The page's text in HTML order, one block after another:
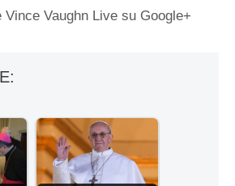
Vince Vaughn Live su Google+